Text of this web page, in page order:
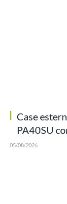
Case
PA40SU
05/08/2026